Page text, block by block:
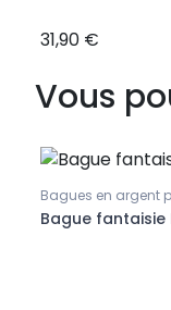
31,90 €
Vous
Bagues en argent
Bague